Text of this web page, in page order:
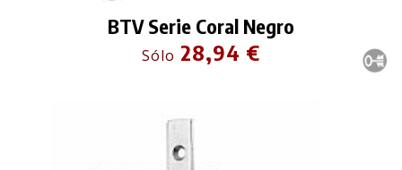
BTV Serie Coral Negro
Sólo 28,94 €